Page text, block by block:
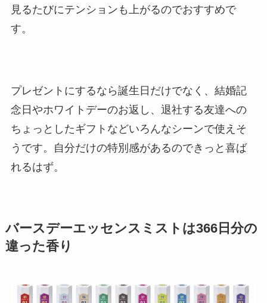
見るたびにテンションも上がるのでおすすめで
す。
プレゼントにするなら誕生日だけでなく、結婚記
念日やホワイトデーのお返し、退社する友達への
ちょっとしたギフトなどいろんなシーンで使えそ
うです。自分だけの特別感があるのできっと喜ば
れるはず。
バースデーエッセンスミストは366日分の
違った香り